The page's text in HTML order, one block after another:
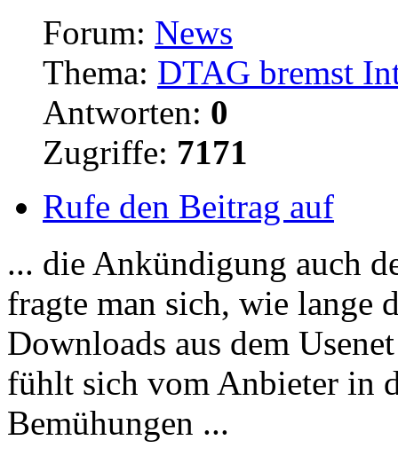
Forum: News
Thema: DTAG bremst
Antworten: 0
Zugriffe: 7171
Rufe den Beitrag auf
... die Ankündigung auch
fragte man sich, wie lange
Downloads aus dem
fühlt sich vom Anbieter in
Bemühungen ...